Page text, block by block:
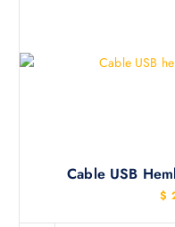
Cable USB
$